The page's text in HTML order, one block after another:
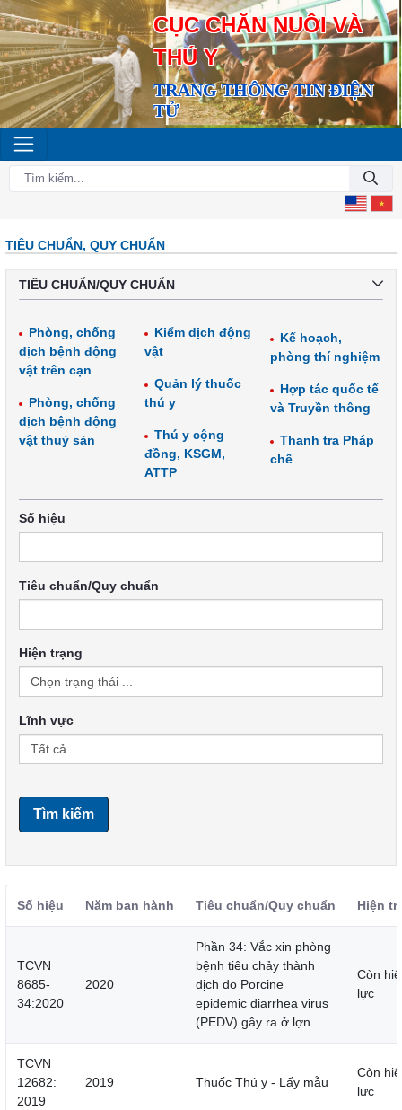
CỤC CHĂN NUÔI VÀ
THÚ Y
TRANG THÔNG TIN ĐIỆN
TỬ
TIÊU CHUẨN, QUY CHUẨN
TIÊU CHUẨN/QUY CHUẨN
Phòng, chống
dịch bệnh động
vật trên cạn
Phòng, chống
dịch bệnh động
vật thuỷ sản
Kiểm dịch động
vật
Quản lý thuốc
thú y
Thú y cộng
đồng, KSGM,
ATTP
Kế hoạch,
phòng thí nghiệm
Hợp tác quốc tế
và Truyền thông
Thanh tra Pháp
chế
Số hiệu
Tiêu chuẩn/Quy chuẩn
Hiện trạng
Lĩnh vực
Tìm kiếm
Số hiệu Năm ban hành Tiêu chuẩn/Quy chuẩn Hiện
TCVN
8685-
34:2020
2020
Phần 34: Vắc xin phòng
bệnh tiêu chảy thành
dịch do Porcine
epidemic diarrhea virus
(PEDV) gây ra ở lợn
Còn
lực
TCVN
12682:
2019
2019 Thuốc Thú y - Lấy mẫu
Còn
lực